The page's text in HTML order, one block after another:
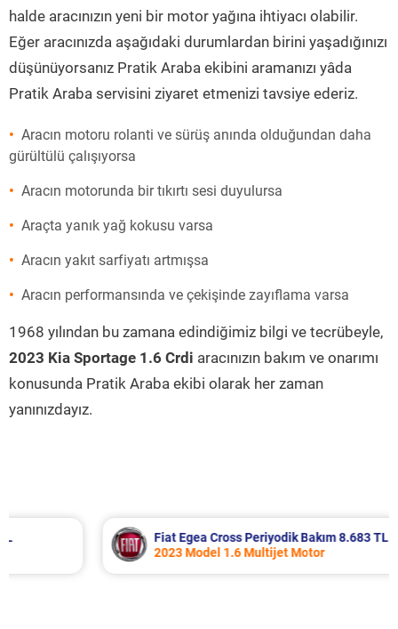
halde aracınızın yeni bir motor yağına ihtiyacı olabilir.
Eğer aracınızda aşağıdaki durumlardan birini yaşadığınızı
düşünüyorsanız Pratik Araba ekibini aramanızı yâda
Pratik Araba servisini ziyaret etmenizi tavsiye ederiz.
Aracın motoru rolanti ve sürüş anında olduğundan daha
gürültülü çalışıyorsa
Aracın motorunda bir tıkırtı sesi duyulursa
Araçta yanık yağ kokusu varsa
Aracın yakıt sarfiyatı artmışsa
Aracın performansında ve çekişinde zayıflama varsa
1968 yılından bu zamana edindiğimiz bilgi ve tecrübeyle,
2023 Kia Sportage 1.6 Crdi aracınızın bakım ve onarımı
konusunda Pratik Araba ekibi olarak her zaman
yanınızdayız.
Fiat Egea Cross Periyodik Bakım 8.683 TL
2023 Model 1.6 Multijet Motor